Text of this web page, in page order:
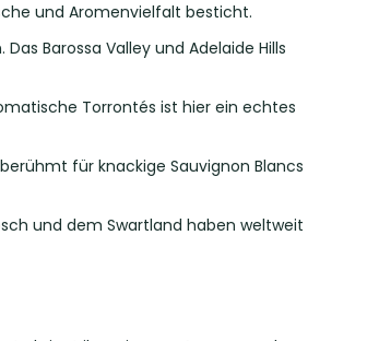
und Aromenvielfalt besticht.
Barossa Valley und Adelaide Hills
Torrontés ist hier ein echtes
für knackige Sauvignon Blancs
und dem Swartland haben weltweit